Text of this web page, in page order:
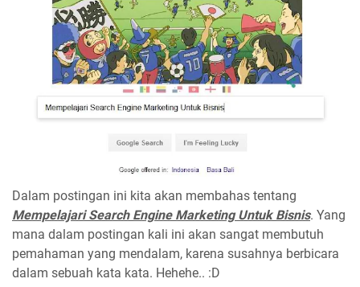
Dalam postingan ini kita akan membahas tentang
Mempelajari Search Engine Marketing Untuk Bisnis. Yang
mana dalam postingan kali ini akan sangat membutuh
pemahaman yang mendalam, karena susahnya berbicara
dalam sebuah kata kata. Hehehe.. :D